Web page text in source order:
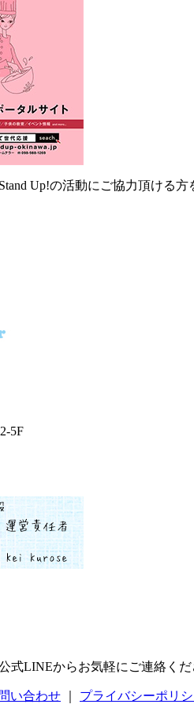
Up!の活動にご協力頂ける方
5F
式LINEからお気軽にご連絡くだ
い合わせ プライバシーポリ